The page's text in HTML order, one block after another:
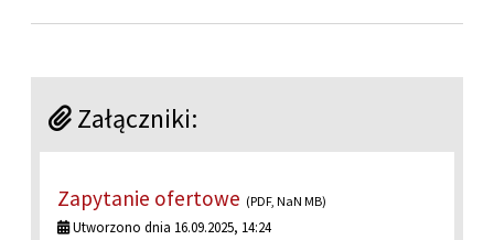
Załączniki:
Zapytanie ofertowe (PDF, NaN MB)
Utworzono dnia 16.09.2025, 14:24